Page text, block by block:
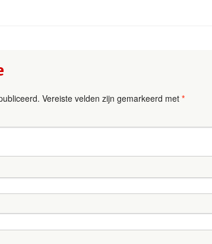
Vereiste velden zijn gemarkeerd met *